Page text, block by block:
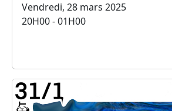
Vendredi, 28 mars 2025
20H00 - 01H00